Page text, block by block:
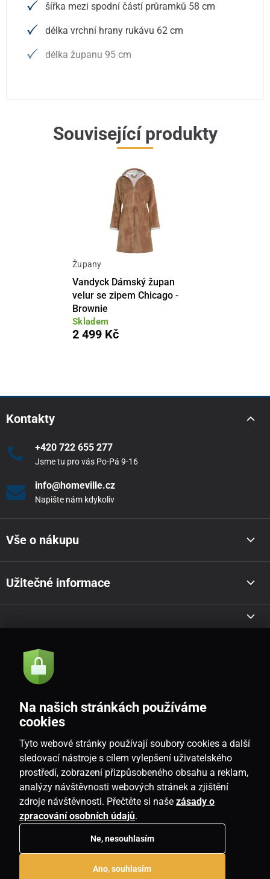
šířka mezi spodní částí průramků 58 cm
délka vrchní hrany rukávu 62 cm
délka županu 95 cm
Související produkty
Župany
Vandyck Dámský župan
velur se zipem Chicago -
Brownie
Skladem
2 499 Kč
Kontakty
+420 722 655 277
Jsme tu pro vás Po-Pá 9-16
info@homeville.cz
Napište nám kdykoliv
Vše o nákupu
Užitečné informace
Akce a novinky e-mailem
Souhlasím sezásadami zpracování osobních údajů
CZ
www.homeville.cz
Na našich stránkách používáme
cookies
Tyto webové stránky používají soubory cookies a další
sledovací nástroje s cílem vylepšení uživatelského
prostředí, zobrazení přizpůsobeného obsahu a reklam,
analýzy návštěvnosti webových stránek a zjištění
zdroje návštěvnosti. Přečtěte si naše zásady o
zpracování osobních údajů.
Ne, nesouhlasím
Ano, souhlasím